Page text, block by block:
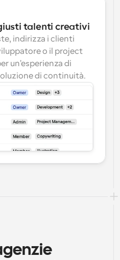
talenti creativi
indirizza i clienti
o il project
un'esperienza di
di continuità.